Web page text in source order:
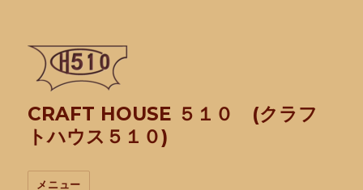
CRAFT HOUSE ５１０ (クラフ
トハウス５１０)
メニュー